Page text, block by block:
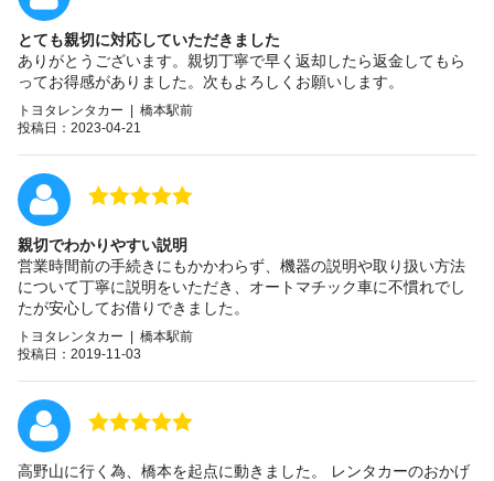
とても親切に対応していただきました
ありがとうございます。親切丁寧で早く返却したら返金してもら
ってお得感がありました。次もよろしくお願いします。
トヨタレンタカー | 橋本駅前
投稿日：2023-04-21
親切でわかりやすい説明
営業時間前の手続きにもかかわらず、機器の説明や取り扱い方法
について丁寧に説明をいただき、オートマチック車に不慣れでし
たが安心してお借りできました。
トヨタレンタカー | 橋本駅前
投稿日：2019-11-03
高野山に行く為、橋本を起点に動きました。 レンタカーのおかげ